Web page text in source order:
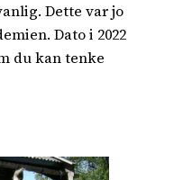
Dette var jo
Dato i 2022
du kan tenke